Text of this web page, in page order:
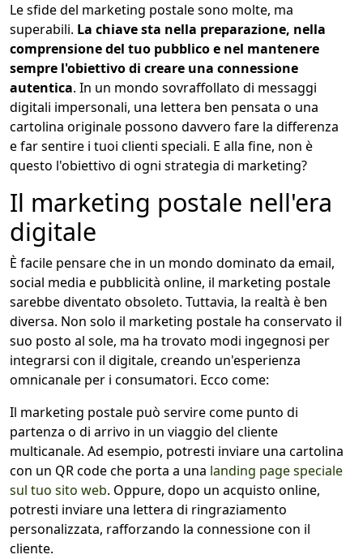
Le sfide del marketing postale sono molte, ma
superabili. La chiave sta nella preparazione, nella
comprensione del tuo pubblico e nel mantenere
sempre l'obiettivo di creare una connessione
autentica. In un mondo sovraffollato di messaggi
digitali impersonali, una lettera ben pensata o una
cartolina originale possono davvero fare la differenza
e far sentire i tuoi clienti speciali. E alla fine, non è
questo l'obiettivo di ogni strategia di marketing?
Il marketing postale nell'era
digitale
È facile pensare che in un mondo dominato da email,
social media e pubblicità online, il marketing postale
sarebbe diventato obsoleto. Tuttavia, la realtà è ben
diversa. Non solo il marketing postale ha conservato il
suo posto al sole, ma ha trovato modi ingegnosi per
integrarsi con il digitale, creando un'esperienza
omnicanale per i consumatori. Ecco come:
Il marketing postale può servire come punto di
partenza o di arrivo in un viaggio del cliente
multicanale. Ad esempio, potresti inviare una cartolina
con un QR code che porta a una landing page speciale
sul tuo sito web. Oppure, dopo un acquisto online,
potresti inviare una lettera di ringraziamento
personalizzata, rafforzando la connessione con il
cliente.